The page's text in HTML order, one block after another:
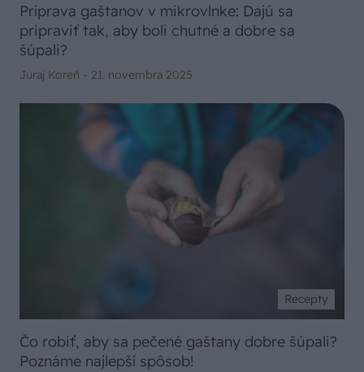
Príprava gaštanov v mikrovlnke: Dajú sa
pripraviť tak, aby boli chutné a dobre sa
šúpali?
Juraj Koreň - 21. novembra 2025
Recepty
Čo robiť, aby sa pečené gaštany dobre šúpali?
Poznáme najlepší spôsob!